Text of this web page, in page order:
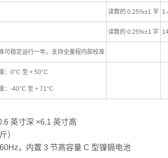
读数的 0.25%±1 字
读数的 0.25%±1 字
可稳定运行一年，支持全量程内部校准
：0°C 至 + 50°C
：-40°C 至 + 71°C
英寸深 ×6.1 英寸高
）
，内置 3 节高容量 C 型镍镉电池